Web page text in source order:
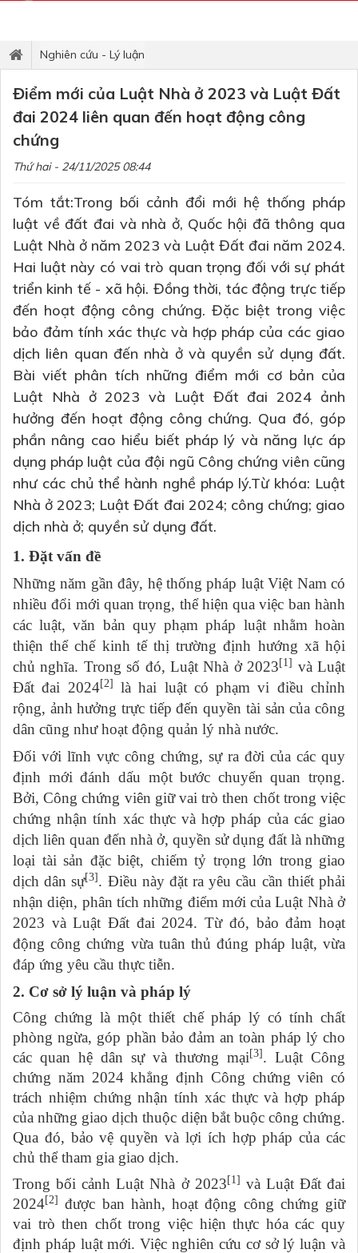
Nghiên cứu - Lý luận
Điểm mới của Luật Nhà ở 2023 và Luật Đất
đai 2024 liên quan đến hoạt động công
chứng
Thứ hai - 24/11/2025 08:44
Tóm tắt:Trong bối cảnh đổi mới hệ thống pháp
luật về đất đai và nhà ở, Quốc hội đã thông qua
Luật Nhà ở năm 2023 và Luật Đất đai năm 2024.
Hai luật này có vai trò quan trọng đối với sự phát
triển kinh tế - xã hội. Đồng thời, tác động trực tiếp
đến hoạt động công chứng. Đặc biệt trong việc
bảo đảm tính xác thực và hợp pháp của các giao
dịch liên quan đến nhà ở và quyền sử dụng đất.
Bài viết phân tích những điểm mới cơ bản của
Luật Nhà ở 2023 và Luật Đất đai 2024 ảnh
hưởng đến hoạt động công chứng. Qua đó, góp
phần nâng cao hiểu biết pháp lý và năng lực áp
dụng pháp luật của đội ngũ Công chứng viên cũng
như các chủ thể hành nghề pháp lý.Từ khóa: Luật
Nhà ở 2023; Luật Đất đai 2024; công chứng; giao
dịch nhà ở; quyền sử dụng đất.
1. Đặt vấn đề
Những năm gần đây, hệ thống pháp luật Việt Nam có
nhiều đổi mới quan trọng, thể hiện qua việc ban hành
các luật, văn bản quy phạm pháp luật nhằm hoàn
thiện thể chế kinh tế thị trường định hướng xã hội
chủ nghĩa. Trong số đó, Luật Nhà ở 2023 [1] và Luật
Đất đai 2024[2]
là hai luật có phạm vi điều chỉnh
rộng, ảnh hưởng trực tiếp đến quyền tài sản của công
dân cũng như hoạt động quản lý nhà nước.
Đối với lĩnh vực công chứng, sự ra đời của các quy
định mới đánh dấu một bước chuyển quan trọng.
Bởi, Công chứng viên giữ vai trò then chốt trong việc
chứng nhận tính xác thực và hợp pháp của các giao
dịch liên quan đến nhà ở, quyền sử dụng đất là những
loại tài sản đặc biệt, chiếm tỷ trọng lớn trong giao
dịch dân sự[3] . Điều này đặt ra yêu cầu cần thiết phải
nhận diện, phân tích những điểm mới của Luật Nhà ở
2023 và Luật Đất đai 2024. Từ đó, bảo đảm hoạt
động công chứng vừa tuân thủ đúng pháp luật, vừa
đáp ứng yêu cầu thực tiễn.
2. Cơ sở lý luận và pháp lý
Công chứng là một thiết chế pháp lý có tính chất
phòng ngừa, góp phần bảo đảm an toàn pháp lý cho
các quan hệ dân sự và thương mại [3] . Luật Công
chứng năm 2024 khẳng định Công chứng viên có
trách nhiệm chứng nhận tính xác thực và hợp pháp
của những giao dịch thuộc diện bắt buộc công chứng.
Qua đó, bảo vệ quyền và lợi ích hợp pháp của các
chủ thể tham gia giao dịch.
Trong bối cảnh Luật Nhà ở 2023 [1] và Luật Đất đai
2024[2]
được ban hành, hoạt động công chứng giữ
vai trò then chốt trong việc hiện thực hóa các quy
định pháp luật mới. Việc nghiên cứu cơ sở lý luận và